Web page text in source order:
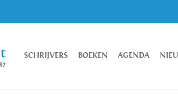
SCHRIJVERS BOEKEN AGENDA